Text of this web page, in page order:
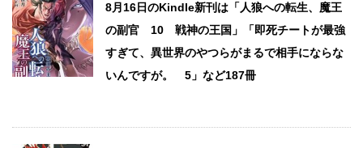
8月16日のKindle新刊は「人狼への転生、魔王
の副官 10 戦神の王国」「即死チートが最強
すぎて、異世界のやつらがまるで相手にならな
いんですが。 5」など187冊